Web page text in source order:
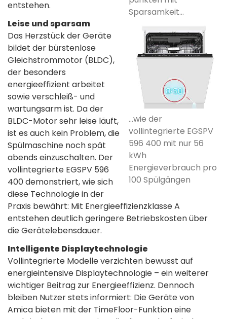
Sparsamkeit...
...wie der
vollintegrierte EGSPV
596 400 mit nur 56
kWh
Energieverbrauch pro
100 Spülgängen
entstehen.
Leise und sparsam
Das Herzstück der Geräte
bildet der bürstenlose
Gleichstrommotor (BLDC),
der besonders
energieeffizient arbeitet
sowie verschleiß- und
wartungsarm ist. Da der
BLDC-Motor sehr leise läuft,
ist es auch kein Problem, die
Spülmaschine noch spät
abends einzuschalten. Der
vollintegrierte EGSPV 596
400 demonstriert, wie sich
diese Technologie in der
Praxis bewährt: Mit Energieeffizienzklasse A
entstehen deutlich geringere Betriebskosten über
die Gerätelebensdauer.
Intelligente Displaytechnologie
Vollintegrierte Modelle verzichten bewusst auf
energieintensive Displaytechnologie – ein weiterer
wichtiger Beitrag zur Energieeffizienz. Dennoch
bleiben Nutzer stets informiert: Die Geräte von
Amica bieten mit der TimeFloor-Funktion eine